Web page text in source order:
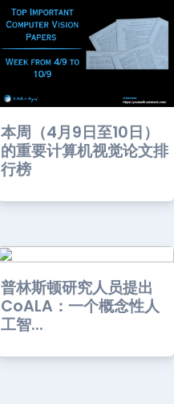
本周（4月9日至10日）
的重要计算机视觉论文排
行榜
普林斯顿研究人员提出
CoALA：一个概念性人
工智...